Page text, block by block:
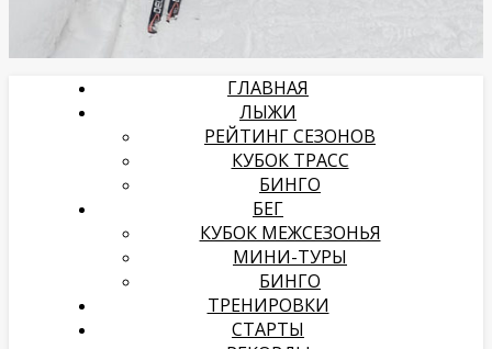
ГЛАВНАЯ
ЛЫЖИ
РЕЙТИНГ СЕЗОНОВ
КУБОК ТРАСС
БИНГО
БЕГ
КУБОК МЕЖСЕЗОНЬЯ
МИНИ-ТУРЫ
БИНГО
ТРЕНИРОВКИ
СТАРТЫ